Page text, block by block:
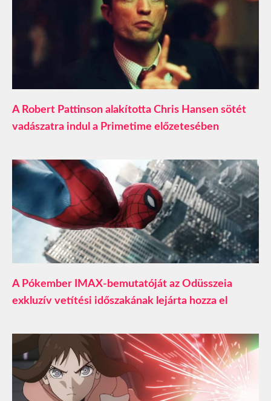
A Robert Pattinson alakította Chris Hansen sötét
vadászatra indul a Primetime előzetesében
A Pókember IMAX-bemutatóját az Odüsszeia
exkluzív vetítési időszakának lejárta hozza el